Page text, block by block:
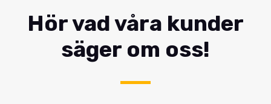
Hör vad våra kunder
säger om oss!